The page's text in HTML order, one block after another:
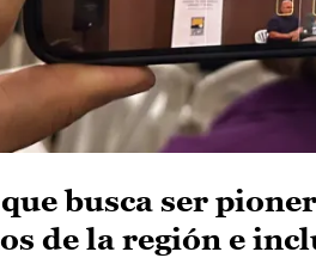
busca ser
de la región e